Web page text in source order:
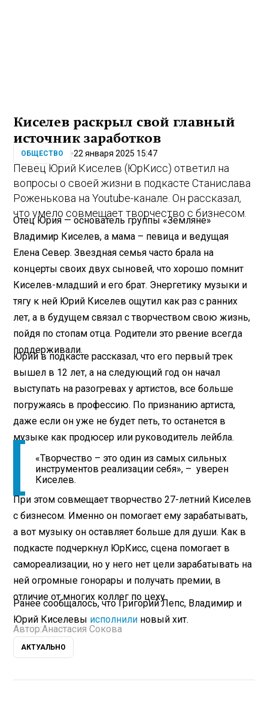
Киселев раскрыл свой главный
источник заработков
ОБЩЕСТВО 22 января 2025 15:47
Певец Юрий Киселев (ЮрКисс) ответил на
вопросы о своей жизни в подкасте Станислава
Роженькова на Youtube-канале. Он рассказал,
что умело совмещает творчество с бизнесом.
Отец Юрия — основатель группы «Земляне»
Владимир Киселев, а мама – певица и ведущая
Елена Север. Звездная семья часто брала на
концерты своих двух сыновей, что хорошо помнит
Киселев-младший и его брат. Энергетику музыки и
тягу к ней Юрий Киселев ощутил как раз с ранних
лет, а в будущем связал с творчеством свою жизнь,
пойдя по стопам отца. Родители это рвение всегда
поддерживали.
Юрий в подкасте рассказал, что его первый трек
вышел в 12 лет, а на следующий год он начал
выступать на разогревах у артистов, все больше
погружаясь в профессию. По признанию артиста,
даже если он уже не будет петь, то останется в
музыке как продюсер или руководитель лейбла.
«Творчество – это один из самых сильных
инструментов реализации себя», – уверен
Киселев.
При этом совмещает творчество 27-летний Киселев
с бизнесом. Именно он помогает ему зарабатывать,
а вот музыку он оставляет больше для души. Как в
подкасте подчеркнул ЮрКисс, сцена помогает в
самореализации, но у него нет цели зарабатывать на
ней огромные гонорары и получать премии, в
отличие от многих коллег по цеху.
Ранее сообщалось, что Григорий Лепс, Владимир и
Юрий Киселевы исполнили новый хит.
Автор:Анастасия Сокова
АКТУАЛЬНО